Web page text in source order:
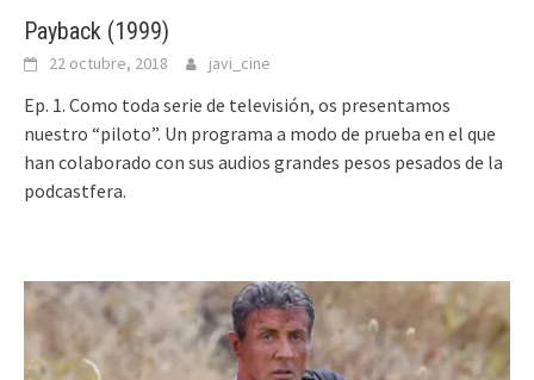
Payback (1999)
22 octubre, 2018 javi_cine
Ep. 1. Como toda serie de televisión, os presentamos
nuestro “piloto”. Un programa a modo de prueba en el que
han colaborado con sus audios grandes pesos pesados de la
podcastfera.